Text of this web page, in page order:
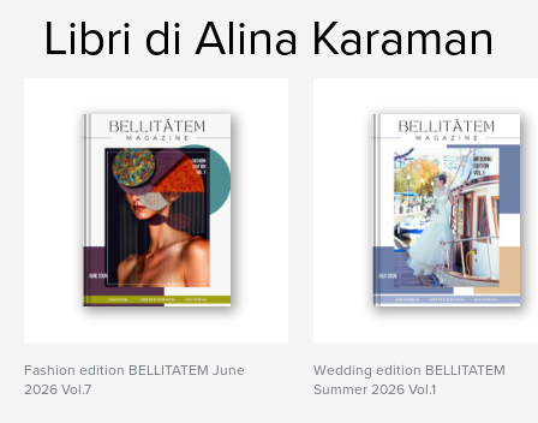
Libri di Alina Karaman
Fashion edition BELLITATEM June
2026 Vol.7
Wedding edition BELLITATEM
Summer 2026 Vol.1